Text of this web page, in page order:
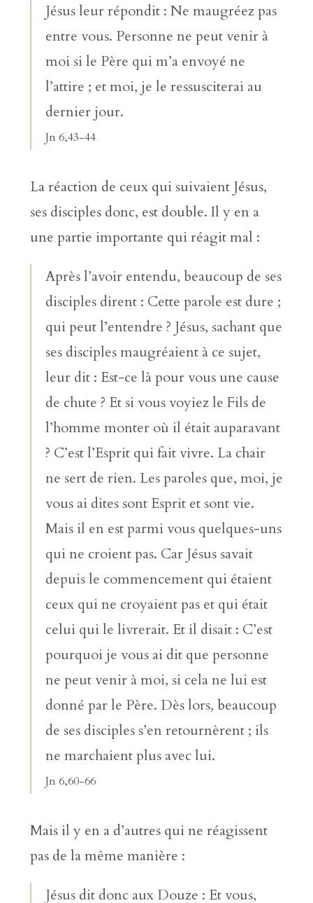
Jésus leur répondit : Ne maugréez pas
entre vous. Personne ne peut venir à
moi si le Père qui m’a envoyé ne
l’attire ; et moi, je le ressusciterai au
dernier jour.
Jn 6,43-44
La réaction de ceux qui suivaient Jésus,
ses disciples donc, est double. Il y en a
une partie importante qui réagit mal :
Après l’avoir entendu, beaucoup de ses
disciples dirent : Cette parole est dure ;
qui peut l’entendre ? Jésus, sachant que
ses disciples maugréaient à ce sujet,
leur dit : Est-ce là pour vous une cause
de chute ? Et si vous voyiez le Fils de
l’homme monter où il était auparavant
? C’est l’Esprit qui fait vivre. La chair
ne sert de rien. Les paroles que, moi, je
vous ai dites sont Esprit et sont vie.
Mais il en est parmi vous quelques-uns
qui ne croient pas. Car Jésus savait
depuis le commencement qui étaient
ceux qui ne croyaient pas et qui était
celui qui le livrerait. Et il disait : C’est
pourquoi je vous ai dit que personne
ne peut venir à moi, si cela ne lui est
donné par le Père. Dès lors, beaucoup
de ses disciples s’en retournèrent ; ils
ne marchaient plus avec lui.
Jn 6,60-66
Mais il y en a d’autres qui ne réagissent
pas de la même manière :
Jésus dit donc aux Douze : Et vous,